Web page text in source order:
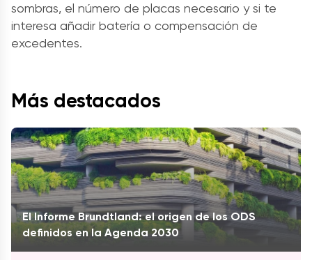
sombras, el número de placas necesario y si te
interesa añadir batería o compensación de
excedentes.
Más destacados
El Informe Brundtland: el origen de los ODS
definidos en la Agenda 2030